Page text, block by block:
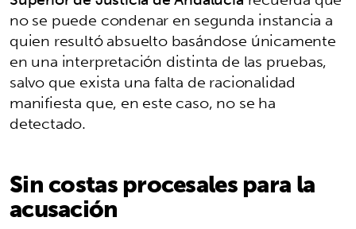
no se puede condenar en segunda instancia a
quien resultó absuelto basándose únicamente
en una interpretación distinta de las pruebas,
salvo que exista una falta de racionalidad
manifiesta que, en este caso, no se ha
detectado.
Sin costas procesales para la
acusación